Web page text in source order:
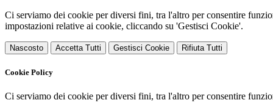
Ci serviamo dei cookie per diversi fini, tra l'altro per consentire
impostazioni relative ai cookie, cliccando su 'Gestisci Cookie'.
Nascosto Accetta Tutti Gestisci Cookie Rifiuta Tutti
Cookie Policy
Ci serviamo dei cookie per diversi fini, tra l'altro per consentire